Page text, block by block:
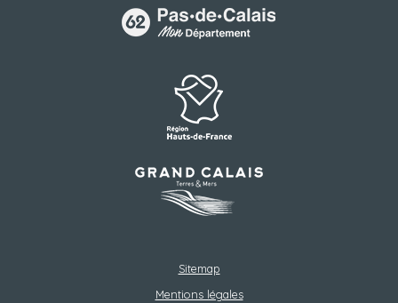
Sitemap
Mentions légales